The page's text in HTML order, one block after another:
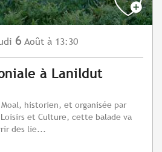
6 Août à 13:30
à Lanildut
historien, et organisée par
et Culture, cette balade va
des lie...